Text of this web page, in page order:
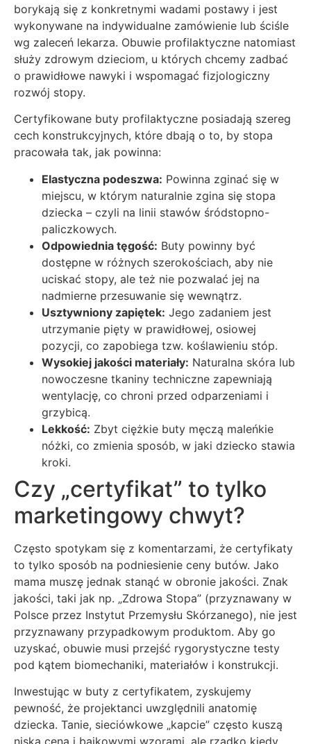
borykają się z konkretnymi wadami postawy i jest
wykonywane na indywidualne zamówienie lub ściśle
wg zaleceń lekarza. Obuwie profilaktyczne natomiast
służy zdrowym dzieciom, u których chcemy zadbać
o prawidłowe nawyki i wspomagać fizjologiczny
rozwój stopy.
Certyfikowane buty profilaktyczne posiadają szereg
cech konstrukcyjnych, które dbają o to, by stopa
pracowała tak, jak powinna:
Elastyczna podeszwa: Powinna zginać się w
miejscu, w którym naturalnie zgina się stopa
dziecka – czyli na linii stawów śródstopno-
paliczkowych.
Odpowiednia tęgość: Buty powinny być
dostępne w różnych szerokościach, aby nie
uciskać stopy, ale też nie pozwalać jej na
nadmierne przesuwanie się wewnątrz.
Usztywniony zapiętek: Jego zadaniem jest
utrzymanie pięty w prawidłowej, osiowej
pozycji, co zapobiega tzw. koślawieniu stóp.
Wysokiej jakości materiały: Naturalna skóra lub
nowoczesne tkaniny techniczne zapewniają
wentylację, co chroni przed odparzeniami i
grzybicą.
Lekkość: Zbyt ciężkie buty męczą maleńkie
nóżki, co zmienia sposób, w jaki dziecko stawia
kroki.
Czy „certyfikat” to tylko
marketingowy chwyt?
Często spotykam się z komentarzami, że certyfikaty
to tylko sposób na podniesienie ceny butów. Jako
mama muszę jednak stanąć w obronie jakości. Znak
jakości, taki jak np. „Zdrowa Stopa” (przyznawany w
Polsce przez Instytut Przemysłu Skórzanego), nie jest
przyznawany przypadkowym produktom. Aby go
uzyskać, obuwie musi przejść rygorystyczne testy
pod kątem biomechaniki, materiałów i konstrukcji.
Inwestując w buty z certyfikatem, zyskujemy
pewność, że projektanci uwzględnili anatomię
dziecka. Tanie, sieciówkowe „kapcie” często kuszą